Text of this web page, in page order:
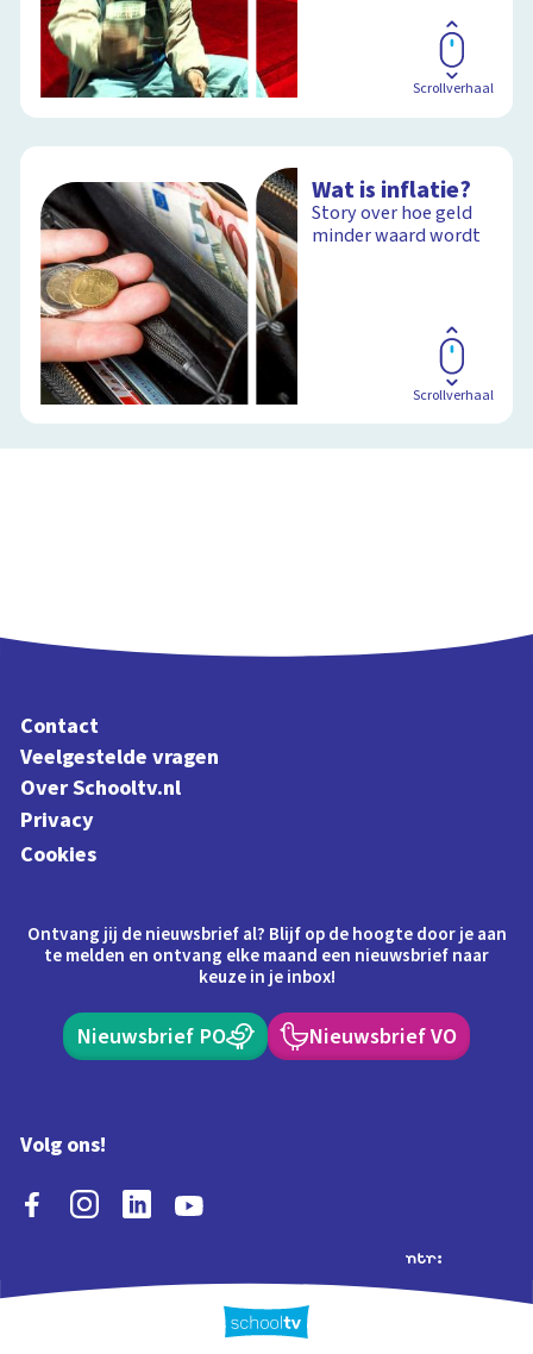
Scrollverhaal
Wat is inflatie?
Story over hoe geld
minder waard wordt
Scrollverhaal
Contact
Veelgestelde vragen
Over Schooltv.nl
Privacy
Cookies
Ontvang jij de nieuwsbrief al? Blijf op de hoogte door je aan
te melden en ontvang elke maand een nieuwsbrief naar
keuze in je inbox!
Nieuwsbrief PO Nieuwsbrief VO
Volg ons!